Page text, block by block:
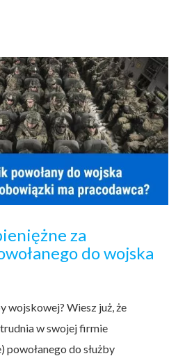
za
do wojska
wojskowej? Wiesz już, że
w swojej firmie
powołanego do służby